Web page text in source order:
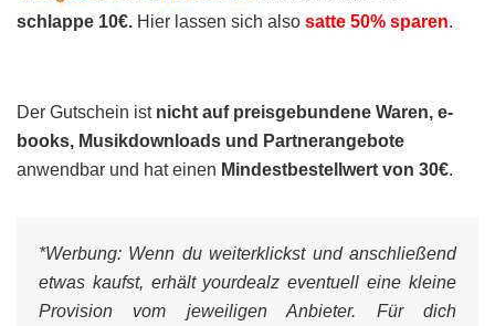
schlappe 10€. Hier lassen sich also satte 50% sparen.
Der Gutschein ist nicht auf preisgebundene Waren, e-
books, Musikdownloads und Partnerangebote
anwendbar und hat einen Mindestbestellwert von 30€.
*Werbung: Wenn du weiterklickst und anschließend
etwas kaufst, erhält yourdealz eventuell eine kleine
Provision vom jeweiligen Anbieter. Für dich